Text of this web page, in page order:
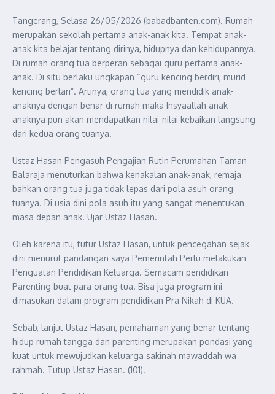
Tangerang, Selasa 26/05/2026 (babadbanten.com). Rumah
merupakan sekolah pertama anak-anak kita. Tempat anak-
anak kita belajar tentang dirinya, hidupnya dan kehidupannya.
Di rumah orang tua berperan sebagai guru pertama anak-
anak. Di situ berlaku ungkapan “guru kencing berdiri, murid
kencing berlari”. Artinya, orang tua yang mendidik anak-
anaknya dengan benar di rumah maka Insyaallah anak-
anaknya pun akan mendapatkan nilai-nilai kebaikan langsung
dari kedua orang tuanya.
Ustaz Hasan Pengasuh Pengajian Rutin Perumahan Taman
Balaraja menuturkan bahwa kenakalan anak-anak, remaja
bahkan orang tua juga tidak lepas dari pola asuh orang
tuanya. Di usia dini pola asuh itu yang sangat menentukan
masa depan anak. Ujar Ustaz Hasan.
Oleh karena itu, tutur Ustaz Hasan, untuk pencegahan sejak
dini menurut pandangan saya Pemerintah Perlu melakukan
Penguatan Pendidikan Keluarga. Semacam pendidikan
Parenting buat para orang tua. Bisa juga program ini
dimasukan dalam program pendidikan Pra Nikah di KUA.
Sebab, lanjut Ustaz Hasan, pemahaman yang benar tentang
hidup rumah tangga dan parenting merupakan pondasi yang
kuat untuk mewujudkan keluarga sakinah mawaddah wa
rahmah. Tutup Ustaz Hasan. (101).